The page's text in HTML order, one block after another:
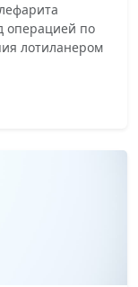
операцией по
лотиланером